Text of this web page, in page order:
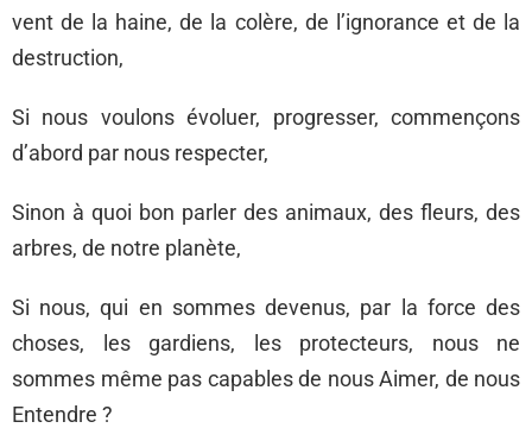
vent de la haine, de la colère, de l’ignorance et de la
destruction,
Si nous voulons évoluer, progresser, commençons
d’abord par nous respecter,
Sinon à quoi bon parler des animaux, des fleurs, des
arbres, de notre planète,
Si nous, qui en sommes devenus, par la force des
choses, les gardiens, les protecteurs, nous ne
sommes même pas capables de nous Aimer, de nous
Entendre ?